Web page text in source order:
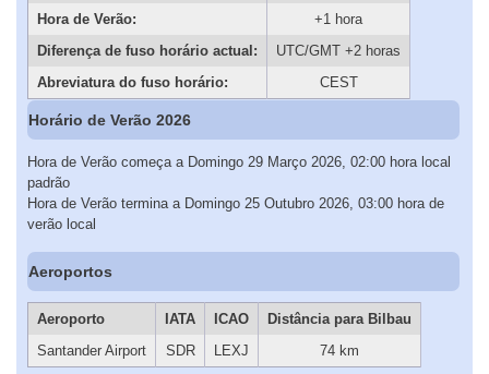
Hora de Verão:
+1 hora
Diferença de fuso horário actual:
UTC/GMT +2 horas
Abreviatura do fuso horário:
CEST
Horário de Verão 2026
Hora de Verão começa a Domingo 29 Março 2026, 02:00 hora local
padrão
Hora de Verão termina a Domingo 25 Outubro 2026, 03:00 hora de
verão local
Aeroportos
Aeroporto IATA ICAO
Distância para Bilbau
Santander Airport
SDR LEXJ 74 km